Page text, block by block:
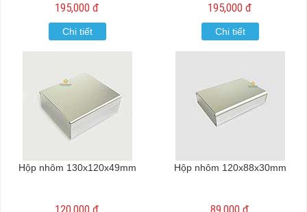
195,000 đ
Chi tiết
195,000 đ
Chi tiết
Hộp nhôm 130x120x49mm
120,000 đ
Hộp nhôm 120x88x30mm
89,000 đ